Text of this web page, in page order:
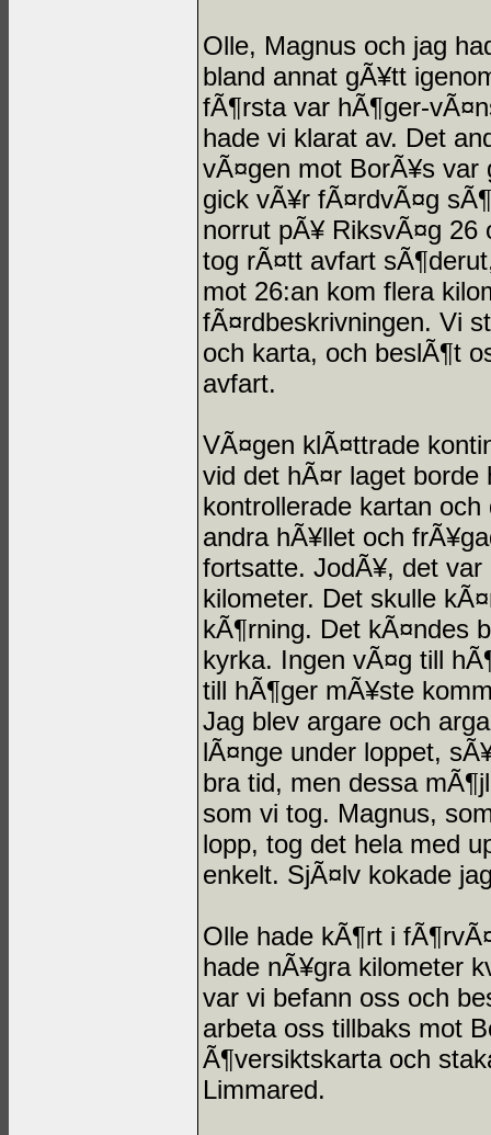
Olle, Magnus och jag
bland annat gÃ¥tt
fÃ¶rsta var hÃ¶ger-
hade vi klarat av. Det
vÃ¤gen mot BorÃ¥s var
gick vÃ¥r fÃ¤rdvÃ¤g
norrut pÃ¥ RiksvÃ¤g 26
tog rÃ¤tt avfart
mot 26:an kom flera
fÃ¤rdbeskrivningen. Vi
och karta, och beslÃ¶t
avfart.
VÃ¤gen klÃ¤ttrade
vid det hÃ¤r laget
kontrollerade kartan
andra hÃ¥llet och
fortsatte. JodÃ¥, det
kilometer. Det skulle
kÃ¶rning. Det kÃ¤ndes
kyrka. Ingen vÃ¤g till
till hÃ¶ger mÃ¥ste
Jag blev argare och
lÃ¤nge under loppet,
bra tid, men dessa
som vi tog. Magnus,
lopp, tog det hela med
enkelt. SjÃ¤lv kokade
Olle hade kÃ¶rt i
hade nÃ¥gra kilometer
var vi befann oss och
arbeta oss tillbaks mot
Ã¶versiktskarta och
Limmared.